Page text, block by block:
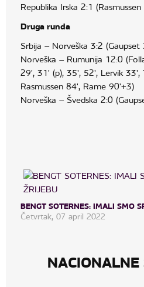
Republika Irska 2:1
Druga runda
Srbija – Norveška 3:2
Norveška – Rumunija 12:0
29', 31' (p), 35', 52', Lervik 33',
Rasmussen 84', Rame 90'+3)
Norveška – Švedska 2:0
BENGT SOTERNES: IMALI SMO
Četvrtak, 07 april 2022
NACIONALNE